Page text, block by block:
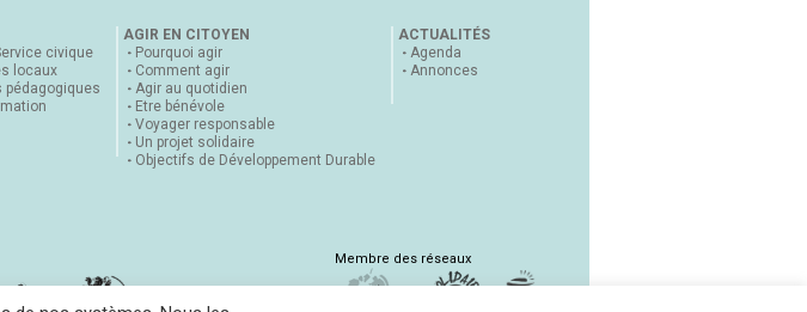
civique
locaux
pédagogiques
AGIR EN CITOYEN
Pourquoi agir
Comment agir
Agir au quotidien
Etre bénévole
Voyager responsable
Un projet solidaire
Objectifs de Développement Durable
ACTUALITÉS
Agenda
Annonces
Membre des réseaux